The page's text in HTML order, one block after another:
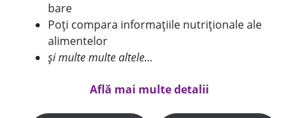
bare
Poți compara informațiile nutriționale ale
alimentelor
și multe multe altele...
Află mai multe detalii